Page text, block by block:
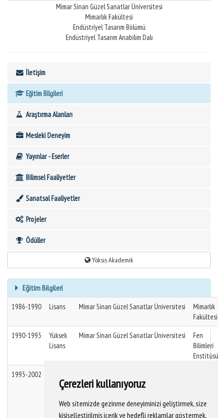
Çerezleri kullanıyoruz
Web sitemizde gezinme deneyiminizi geliştirmek, size
kişiselleştirilmiş içerik ve hedefli reklamlar göstermek,
Mimar Sinan Güzel Sanatlar Üniversitesi
Mimarlık Fakültesi
Endüstriyel Tasarım Bölümü
Endüstriyel Tasarım Anabilim Dalı
İletişim
Eğitim Bilgileri
Araştırma Alanları
Mesleki Deneyim
Yayınlar - Eserler
Bilimsel Faaliyetler
Sanatsal Faaliyetler
Projeler
Ödüller
Yöksis Akademik
Eğitim Bilgileri
1986-1990 Lisans Mimar Sinan Güzel Sanatlar Üniversitesi
Mimarlık
Fakültesi
1990-1993
Yüksek
Lisans
Mimar Sinan Güzel Sanatlar Üniversitesi
Fen
Bilimleri
Enstitüsü
1993-2002
Endüstri